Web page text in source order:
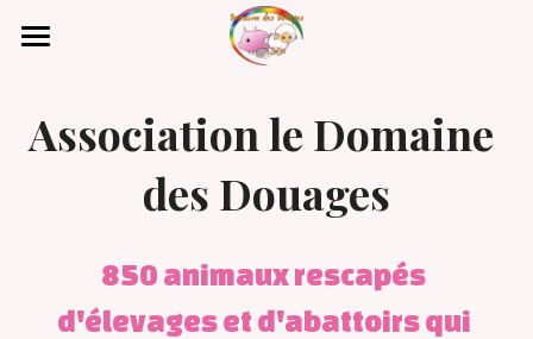
Photos
Rechercher
Association le Domaine
des Douages
850 animaux rescapés
d'élevages et d'abattoirs qui